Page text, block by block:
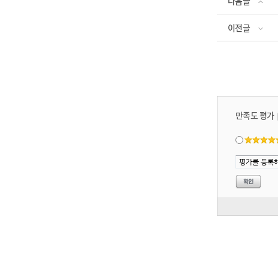
이전글
만족도 평가 |